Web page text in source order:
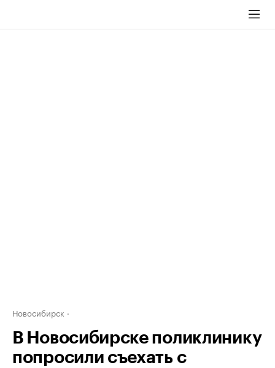
Новосибирск
В Новосибирске поликлинику
попросили съехать с